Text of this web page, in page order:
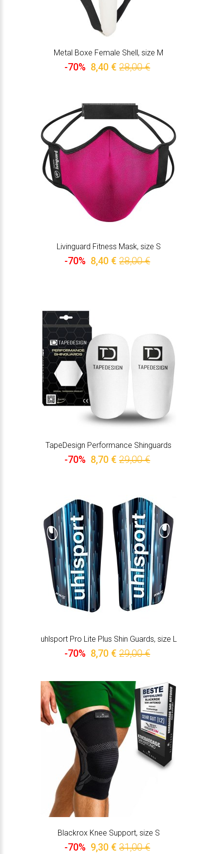
Metal Boxe Female Shell, size M
-70% 8,40 € 28,00 €
Livinguard Fitness Mask, size S
-70% 8,40 € 28,00 €
TapeDesign Performance Shinguards
-70% 8,70 € 29,00 €
uhlsport Pro Lite Plus Shin Guards, size L
-70% 8,70 € 29,00 €
Blackrox Knee Support, size S
-70% 9,30 € 31,00 €